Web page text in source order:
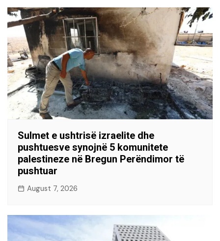
Sulmet e ushtrisë izraelite dhe
pushtuesve synojnë 5 komunitete
palestineze në Bregun Perëndimor të
pushtuar
August 7, 2026